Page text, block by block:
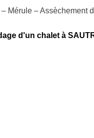
Mérule – Assèchement
d'un chalet à